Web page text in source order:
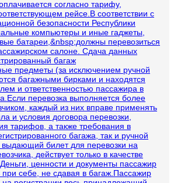
согласно тарифу,
рейсе.В соответствии с
безопасности Республики
компьютеры и иные гаджеты,
батареи,&nbsp;должны перевозиться
салоне. Сдача данных
багаж
предметы (за исключением ручной
багажными бирками и находятся
и ответственностью пассажира в
перевозка выполняется более
каждый из них вправе применять
и условия договора перевозки,
тарифов, а также требования в
багажа, так и ручной
выдающий билет для перевозки на
действует только в качестве
ценности и документы пассажир
при себе, не сдавая в багаж.Пассажир